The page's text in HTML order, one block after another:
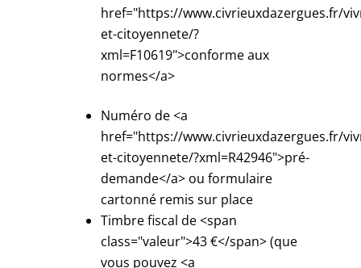
href="https://www.civrieuxdazergues.fr/
et-citoyennete/?
xml=F10619">conforme aux
normes</a>
Numéro de <a
href="https://www.civrieuxdazergues.fr/
et-citoyennete/?xml=R42946">pré-
demande</a> ou formulaire
cartonné remis sur place
Timbre fiscal de <span
class="valeur">43 €</span> (que
vous pouvez <a